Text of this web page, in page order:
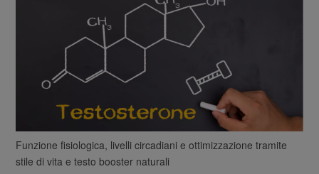
Funzione fisiologica, livelli circadiani e ottimizzazione tramite
stile di vita e testo booster naturali